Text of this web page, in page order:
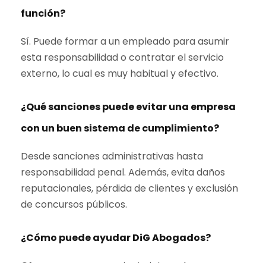
función?
Sí. Puede formar a un empleado para asumir
esta responsabilidad o contratar el servicio
externo, lo cual es muy habitual y efectivo.
¿Qué sanciones puede evitar una empresa
con un buen sistema de cumplimiento?
Desde sanciones administrativas hasta
responsabilidad penal. Además, evita daños
reputacionales, pérdida de clientes y exclusión
de concursos públicos.
¿Cómo puede ayudar DiG Abogados?